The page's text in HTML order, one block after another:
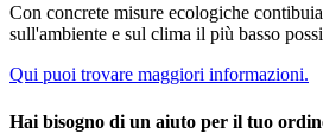
Con concrete misure ecologiche
sull'ambiente e sul clima il più basso
Qui puoi trovare maggiori informazioni.
Hai bisogno di un aiuto per il tuo